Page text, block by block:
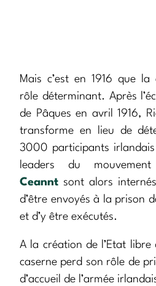
Mais c’est en 1916 que la
rôle déterminant. Après
de Pâques en avril 1916,
transforme en lieu de
3000 participants irlandais
leaders du
Ceannt sont alors
d’être envoyés à la prison
et d’y être exécutés.
A la création de l’Etat libre
caserne perd son rôle de
d’accueil de l’armée